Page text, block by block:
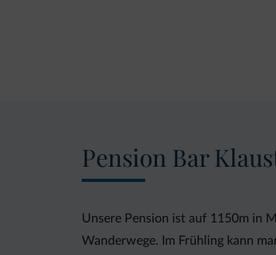
Pension Bar
Unsere Pension ist auf 1150m in
Wanderwege. Im Frühling kann